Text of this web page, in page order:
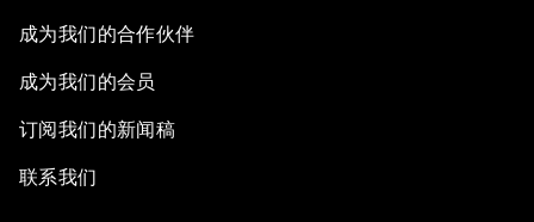
成为我们的合作伙伴
成为我们的会员
订阅我们的新闻稿
联系我们